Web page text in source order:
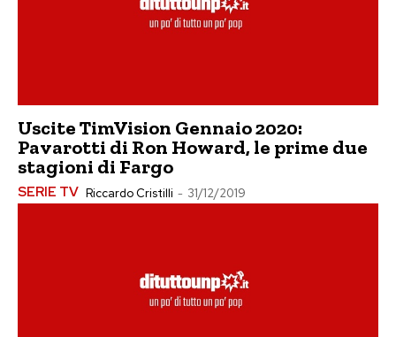
Uscite TimVision Gennaio 2020:
Pavarotti di Ron Howard, le prime due
stagioni di Fargo
SERIE TV Riccardo Cristilli - 31/12/2019